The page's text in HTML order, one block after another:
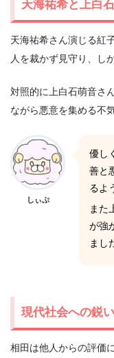
天海祐希と上白
天海祐希さん演じる紅
人を裁かず見守り、し
対照的に上白石萌音さ
ながら悪意を集める不
しぃぷ
優し
善と
るよ
また
が強
まし
現代社会への鋭
相田は他人からの評価